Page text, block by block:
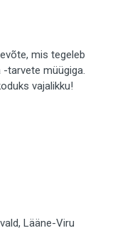
mis tegeleb
tarvete müügiga.
vajalikku!
Lääne-Viru